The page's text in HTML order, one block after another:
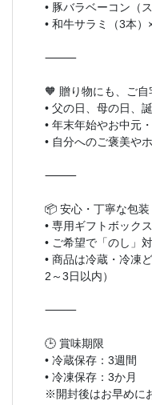
• 豚バラベーコン（
• 和牛サラミ（3本）
⸻
🧡 贈り物にも、ご自
• 父の日、母の日、
• 年末年始やお中元
• 自分へのご褒美や
⸻
📦 安心・丁寧な包装
• 専用ギフトボック
• ご希望で「のし」
• 商品は冷蔵・冷凍
2～3日以内）
⸻
🕒 賞味期限
• 冷蔵保存：3週間
• 冷凍保存：3か月
※開封後はお早めに